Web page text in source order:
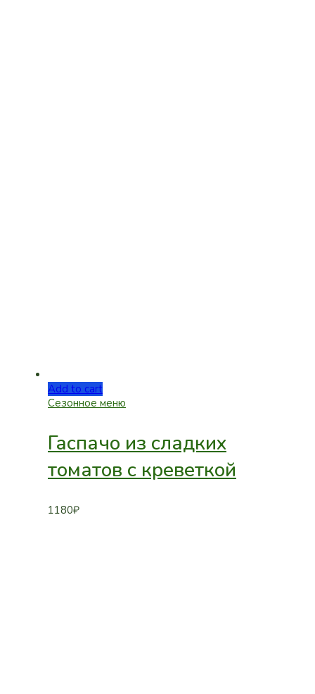
Add to cart
Сезонное меню
Гаспачо из сладких
томатов с креветкой
1180₽